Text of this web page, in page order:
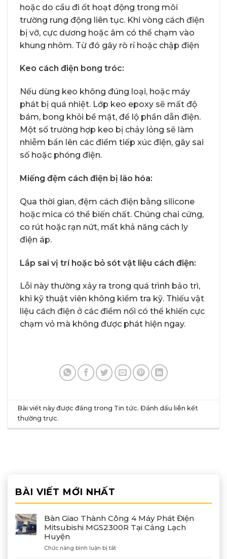
hoặc do cầu đi ốt hoạt động trong môi
trường rung động liên tục. Khi vòng cách điện
bị vỡ, cực dương hoặc âm có thể chạm vào
khung nhôm. Từ đó gây rò rỉ hoặc chập điện
Keo cách điện bong tróc:
Nếu dùng keo không đúng loại, hoặc máy
phát bị quá nhiệt. Lớp keo epoxy sẽ mất độ
bám, bong khỏi bề mặt, để lộ phần dẫn điện.
Một số trường hợp keo bị chảy lỏng sẽ làm
nhiễm bẩn lên các điểm tiếp xúc điện, gây sai
số hoặc phóng điện.
Miếng đệm cách điện bị lão hóa:
Qua thời gian, đệm cách điện bằng silicone
hoặc mica có thể biến chất. Chúng chai cứng,
co rút hoặc rạn nứt, mất khả năng cách ly
điện áp.
Lắp sai vị trí hoặc bỏ sót vật liệu cách điện:
Lỗi này thường xảy ra trong quá trình bảo trì,
khi kỹ thuật viên không kiểm tra kỹ. Thiếu vật
liệu cách điện ở các điểm nối có thể khiến cực
chạm vỏ mà không được phát hiện ngay.
Bài viết này được đăng trong Tin tức. Đánh dấu liên kết
thường trực.
BÀI VIẾT MỚI NHẤT
Bàn Giao Thành Công 4 Máy Phát Điện
Mitsubishi MGS2300R Tại Cảng Lạch
Huyện
Chức năng bình luận bị tắtở